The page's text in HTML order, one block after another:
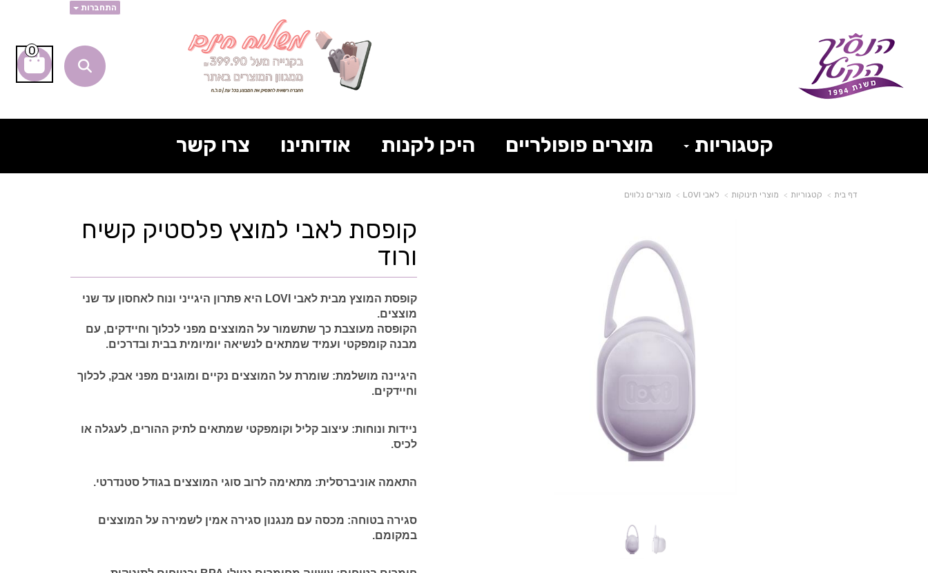
התחברות
0
קטגוריות מוצרים פופולריים היכן לקנות אודותינו צרו קשר
דף בית קטגוריות מוצרי תינוקות לאבי LOVI מוצרים נלווים
קופסת לאבי למוצץ פלסטיק קשיח
ורוד
קופסת המוצץ מבית לאבי LOVI
היא פתרון היגייני ונוח לאחסון עד שני
מוצצים.
הקופסה מעוצבת כך שתשמור על המוצצים מפני לכלוך וחיידקים, עם
מבנה קומפקטי ועמיד שמתאים לנשיאה יומיומית בבית ובדרכים.
היגיינה מושלמת: שומרת על המוצצים נקיים ומוגנים מפני אבק, לכלוך
וחיידקים.
ניידות ונוחות: עיצוב קליל וקומפקטי שמתאים לתיק ההורים, לעגלה או
לכיס.
התאמה אוניברסלית: מתאימה לרוב סוגי המוצצים בגודל סטנדרטי.
סגירה בטוחה: מכסה עם מנגנון סגירה אמין לשמירה על המוצצים
במקומם.